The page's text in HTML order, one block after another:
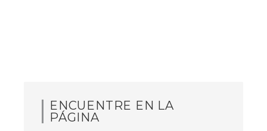
ENCUENTRE EN LA
PÁGINA